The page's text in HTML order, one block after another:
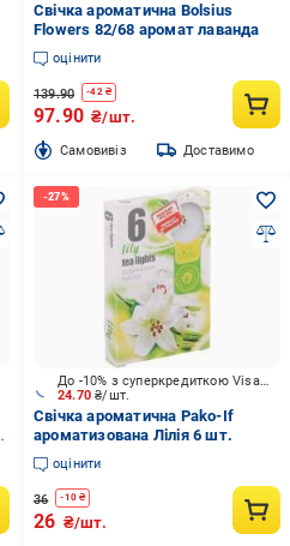
Свічка ароматична Bolsius
Flowers 82/68 аромат лаванда
оцінити
139.90 -42₴
97.90 ₴/шт.
Cамовивіз Доставимо
24.70₴/шт.
До -10% з суперкредиткою Visa Вигода
Свічка ароматична Pako-If
ароматизована Лілія 6 шт.
оцінити
36 -10₴
26 ₴/шт.